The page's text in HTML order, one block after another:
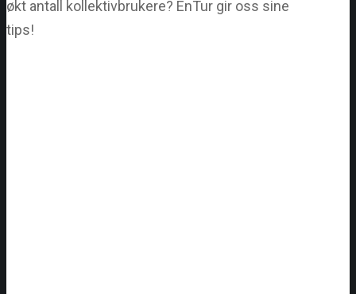
økt antall kollektivbrukere? EnTur gir oss sine
tips!